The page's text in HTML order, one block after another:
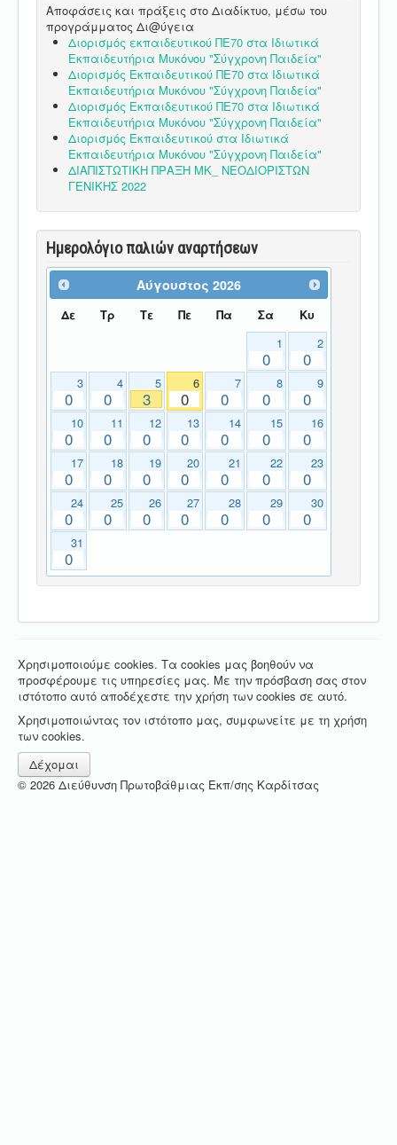
Αποφάσεις και πράξεις στο Διαδίκτυο, μέσω του
προγράμματος Δι@ύγεια
Διορισμός εκπαιδευτικού ΠΕ70 στα Ιδιωτικά
Εκπαιδευτήρια Μυκόνου "Σύγχρονη Παιδεία"
Διορισμός Εκπαιδευτικού ΠΕ70 στα Ιδιωτικά
Εκπαιδευτήρια Μυκόνου "Σύγχρονη Παιδεία"
Διορισμός Εκπαιδευτικού ΠΕ70 στα Ιδιωτικά
Εκπαιδευτήρια Μυκόνου "Σύγχρονη Παιδεία"
Διορισμός Εκπαιδευτικού στα Ιδιωτικά
Εκπαιδευτήρια Μυκόνου "Σύγχρονη Παιδεία"
ΔΙΑΠΙΣΤΩΤΙΚΗ ΠΡΑΞΗ ΜΚ_ ΝΕΟΔΙΟΡΙΣΤΩΝ
ΓΕΝΙΚΗΣ 2022
Ημερολόγιο παλιών αναρτήσεων
Αύγουστος 2026
Δε Τρ Τε Πε Πα Σα Κυ
1
0
2
0
3
0
4
0
5
3
6
0
7
0
8
0
9
0
10
0
11
0
12
0
13
0
14
0
15
0
16
0
17
0
18
0
19
0
20
0
21
0
22
0
23
0
24
0
25
0
26
0
27
0
28
0
29
0
30
0
31
0
Χρησιμοποιούμε cookies. Τα cookies μας βοηθούν να
προσφέρουμε τις υπηρεσίες μας. Με την πρόσβαση σας στον
ιστότοπο αυτό αποδέχεστε την χρήση των cookies σε αυτό.
Χρησιμοποιώντας τον ιστότοπο μας, συμφωνείτε με τη χρήση
των cookies.
Δέχομαι
© 2026 Διεύθυνση Πρωτοβάθμιας Εκπ/σης Καρδίτσας